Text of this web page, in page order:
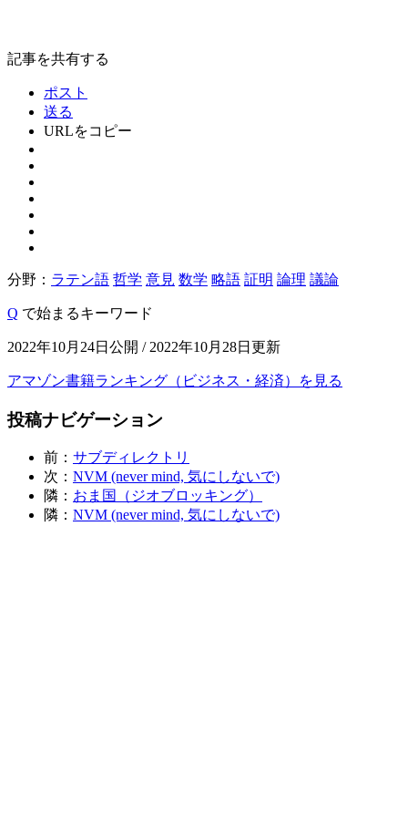
記事を共有する
ポスト
送る
URLをコピー
分野： ラテン語 哲学 意見 数学 略語 証明 論理 議論
Q で始まるキーワード
2022年10月24日公開 / 2022年10月28日更新
アマゾン書籍ランキング（ビジネス・経済）を見る
投稿ナビゲーション
前： サブディレクトリ
次： NVM (never mind, 気にしないで)
隣： おま国（ジオブロッキング）
隣： NVM (never mind, 気にしないで)